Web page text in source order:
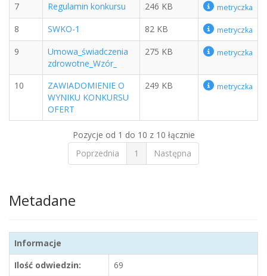
7 Regulamin konkursu 246 KB metryczka
8 SWKO-1 82 KB metryczka
9
Umowa_świadczenia
zdrowotne_Wzór_
275 KB metryczka
10
ZAWIADOMIENIE O
WYNIKU KONKURSU
OFERT
249 KB metryczka
Pozycje od 1 do 10 z 10 łącznie
Poprzednia
1 Następna
Metadane
Informacje
Ilość odwiedzin:
69